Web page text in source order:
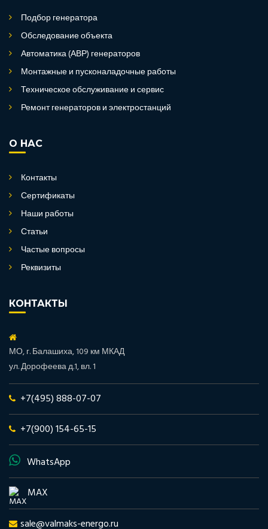
Подбор генератора
Обследование объекта
Автоматика (АВР) генераторов
Монтажные и пусконаладочные работы
Техническое обслуживание и сервис
Ремонт генераторов и электростанций
О НАС
Контакты
Сертификаты
Наши работы
Статьи
Частые вопросы
Реквизиты
КОНТАКТЫ
МО, г. Балашиха, 109 км МКАД
ул. Дорофеева д.1, вл. 1
+7(495) 888-07-07
+7(900) 154-65-15
WhatsApp
MAX
sale@valmaks-energo.ru